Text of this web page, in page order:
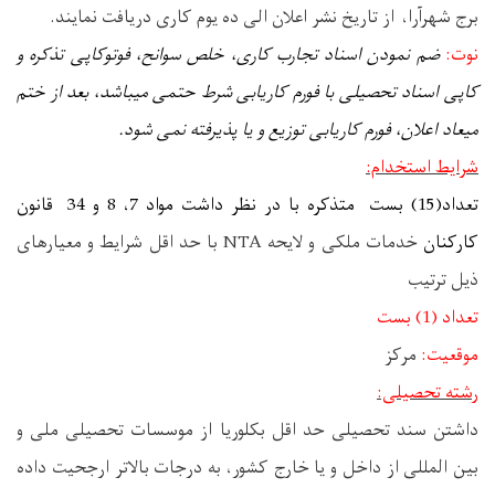
برج شهرآرا، از تاریخ نشر اعلان الی ده یوم کاری دریافت نمایند.
نوت: ضم نمودن اسناد تجارب کاری، خلص سوانح، فوتوکاپی تذکره و
کاپی اسناد تحصیلی با فورم کاریابی شرط حتمی میباشد، بعد از ختم
میعاد اعلان، فورم کاریابی توزیع و یا پذیرفته نمی شود.
شرایط استخدام:
تعداد(15
) بست متذکره با در نظر داشت مواد 7، 8 و 34 قانون
کارکنانخدمات ملکی و لایحه
NTA با حد اقل شرایط و معیارهای
ذیل ترتیب
تعداد (1) بست
موقعیت: مرکز
رشته تحصیلی:
داشتن سند تحصیلی حد اقل بکلوریا از موسسات تحصیلی ملی و
بین المللی از داخل و یا خارج کشور، به درجات بالاتر ارجحیت داده